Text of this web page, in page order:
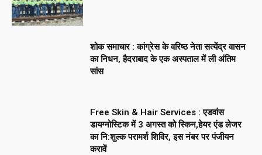
शोक समाचार : कांग्रेस के वरिष्ठ नेता सत्येंद्र वासन
का निधन, हैदराबाद के एक अस्पताल में ली अंतिम
सांस
Free Skin & Hair Services : एडवांस
डायग्नोस्टिक में 3 अगस्त को स्किन,हेयर एंड लेजर
का नि:शुल्क परामर्श शिविर, इस नंबर पर पंजीयन
करावें